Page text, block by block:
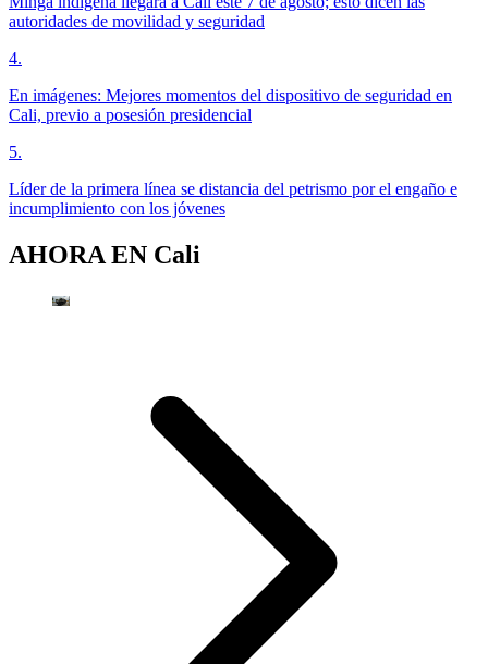
autoridades de movilidad y seguridad
4.
En imágenes: Mejores momentos del dispositivo de seguridad en
Cali, previo a posesión presidencial
5.
Líder de la primera línea se distancia del petrismo por el engaño e
incumplimiento con los jóvenes
AHORA EN Cali